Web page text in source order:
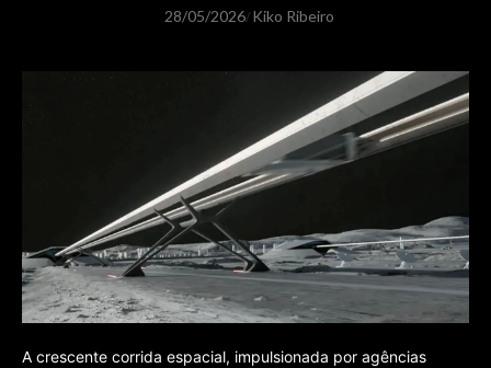
28/05/2026/ Kiko Ribeiro
A crescente corrida espacial, impulsionada por agências